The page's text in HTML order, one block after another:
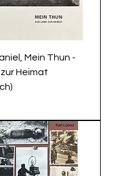
Mein Thun -
Heimat